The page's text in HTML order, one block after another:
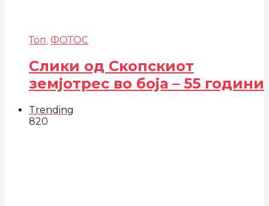
Топ, ФОТОС
Слики од Скопскиот
земјотрес во боја – 55 години
Trending
820